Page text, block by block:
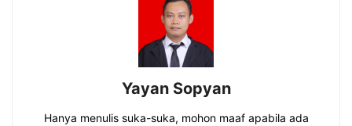
Yayan Sopyan
Hanya menulis suka-suka, mohon maaf apabila ada